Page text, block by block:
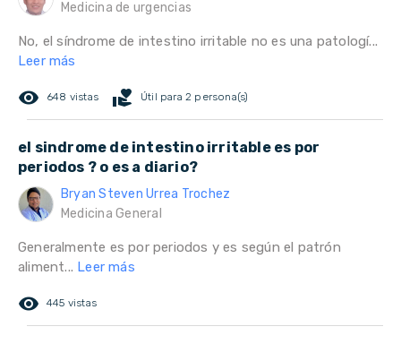
Medicina de urgencias
No, el síndrome de intestino irritable no es una patologí...
Leer más
remove_red_eye 648 vistas volunteer_activism Útil para 2 persona(s)
el sindrome de intestino irritable es por
periodos ? o es a diario?
Bryan Steven Urrea Trochez
Medicina General
Generalmente es por periodos y es según el patrón
aliment... Leer más
remove_red_eye 445 vistas